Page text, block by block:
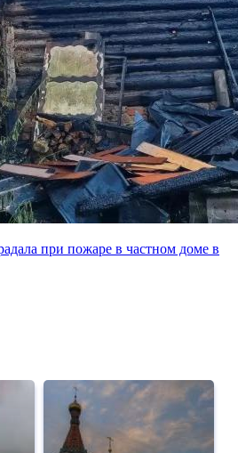
при пожаре в частном доме в